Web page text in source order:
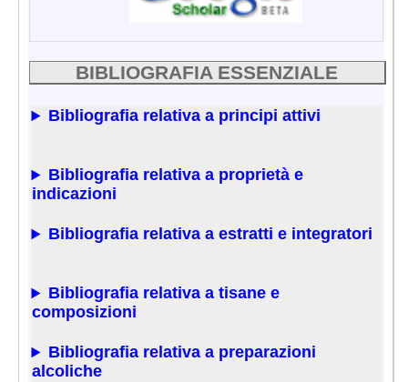
BIBLIOGRAFIA ESSENZIALE
Bibliografia relativa a principi attivi
Bibliografia relativa a proprietà e
indicazioni
Bibliografia relativa a estratti e integratori
Bibliografia relativa a tisane e
composizioni
Bibliografia relativa a preparazioni
alcoliche